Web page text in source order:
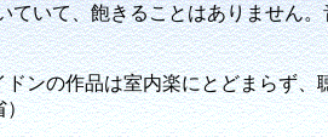
いて、飽きることはありません
ンの作品は室内楽にとどまらず、
）